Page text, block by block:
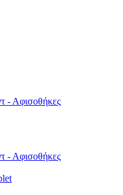
- Αφισοθήκες
- Αφισοθήκες